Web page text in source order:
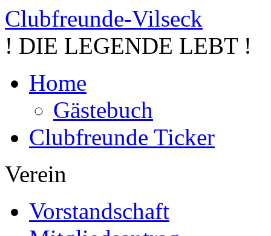
Clubfreunde-Vilseck
! DIE LEGENDE LEBT !
Home
Gästebuch
Clubfreunde Ticker
Verein
Vorstandschaft